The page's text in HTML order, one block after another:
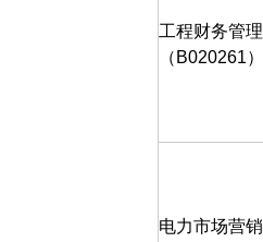
工程财务管理
（B020261）
电力市场营销